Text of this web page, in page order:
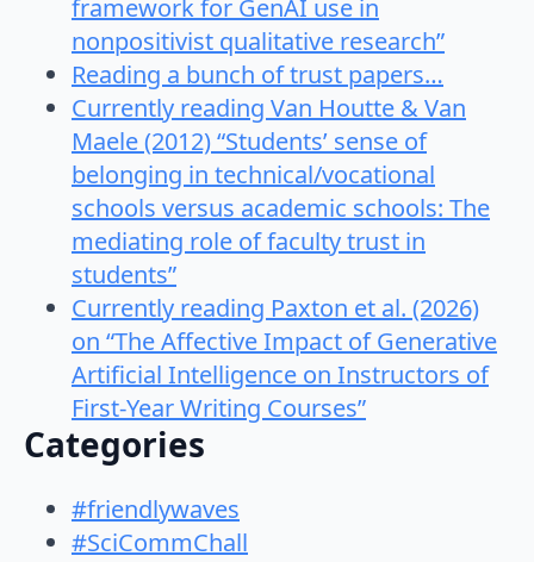
framework for GenAI use in
nonpositivist qualitative research”
Reading a bunch of trust papers…
Currently reading Van Houtte & Van
Maele (2012) “Students’ sense of
belonging in technical/vocational
schools versus academic schools: The
mediating role of faculty trust in
students”
Currently reading Paxton et al. (2026)
on “The Affective Impact of Generative
Artificial Intelligence on Instructors of
First-Year Writing Courses”
Categories
#friendlywaves
#SciCommChall